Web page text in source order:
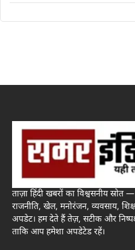
ताज़ा हिंदी खबरों का विश्वसनीय स्रोत —
राजनीति, खेल, मनोरंजन, व्यवसाय,
अपडेट। हम देते हैं तेज़, सटीक और
ताकि आप हमेशा अपडेटेड रहें।